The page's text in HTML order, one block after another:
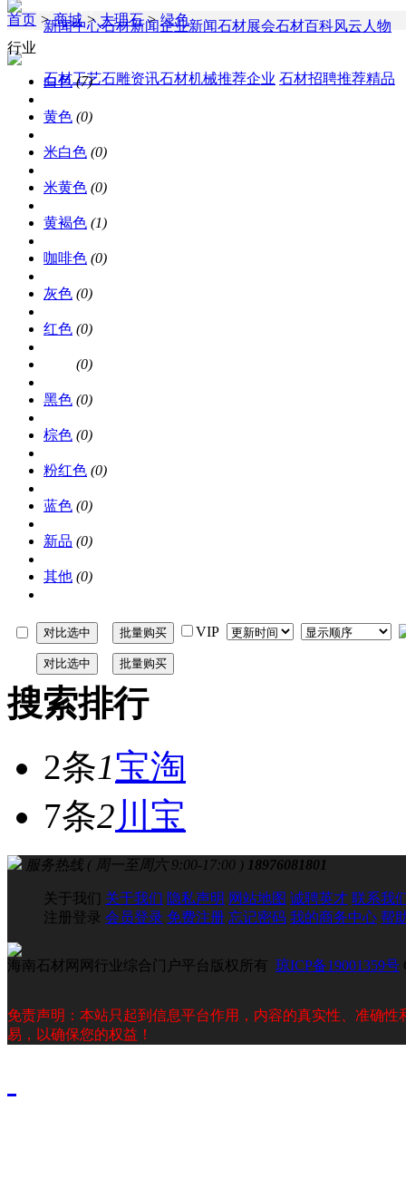
新闻中心石材新闻企业新闻石材展会石材百科风云人物
石材工艺石雕资讯石材机械推荐企业 石材招聘推荐精品
首页 > 商城 > 大理石 > 绿色
行业
白色 (7)
黄色 (0)
米白色 (0)
米黄色 (0)
黄褐色 (1)
咖啡色 (0)
灰色 (0)
红色 (0)
(0)
黑色 (0)
棕色 (0)
粉红色 (0)
蓝色 (0)
新品 (0)
其他 (0)
VIP
搜索排行
2条1宝淘
7条2川宝
服务热线 ( 周一至周六 9:00-17:00 ) 18976081801
关于我们 关于我们 隐私声明 网站地图 诚聘英才 联系我
注册登录 会员登录 免费注册 忘记密码 我的商务中心 帮
海南石材网网行业综合门户平台版权所有 琼ICP备19001359号
免责声明：本站只起到信息平台作用，内容的真实性、准确
易，以确保您的权益！